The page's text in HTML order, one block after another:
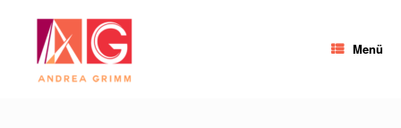
springen
Menü